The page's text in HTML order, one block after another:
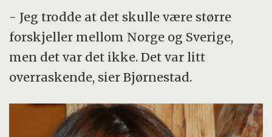
- Jeg trodde at det skulle være større
forskjeller mellom Norge og Sverige,
men det var det ikke. Det var litt
overraskende, sier Bjørnestad.